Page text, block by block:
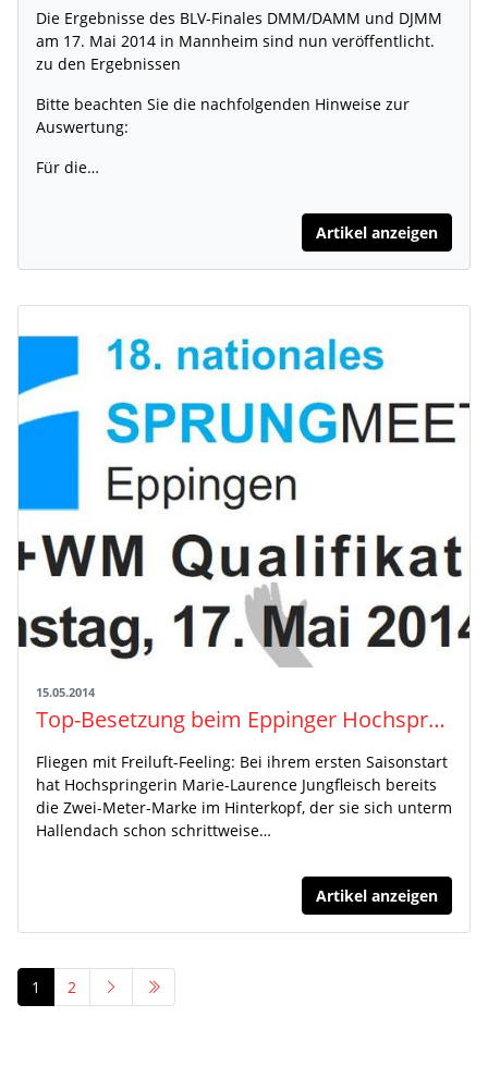
Die Ergebnisse des BLV-Finales DMM/DAMM und DJMM
am 17. Mai 2014 in Mannheim sind nun veröffentlicht.
zu den Ergebnissen
Bitte beachten Sie die nachfolgenden Hinweise zur
Auswertung:
Für die…
Artikel anzeigen
15.05.2014
Top-Besetzung beim Eppinger Hochsprungmeeting am 17. Mai
Fliegen mit Freiluft-Feeling: Bei ihrem ersten Saisonstart
hat Hochspringerin Marie-Laurence Jungfleisch bereits
die Zwei-Meter-Marke im Hinterkopf, der sie sich unterm
Hallendach schon schrittweise…
Artikel anzeigen
1 2